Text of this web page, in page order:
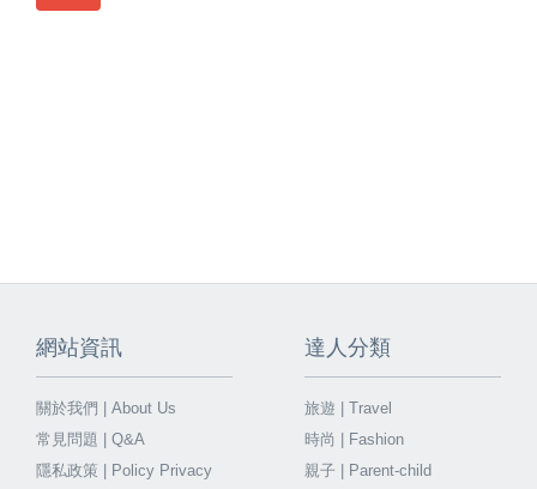
網站資訊
關於我們 | About Us
常見問題 | Q&A
隱私政策 | Policy Privacy
達人分類
旅遊 | Travel
時尚 | Fashion
親子 | Parent-child